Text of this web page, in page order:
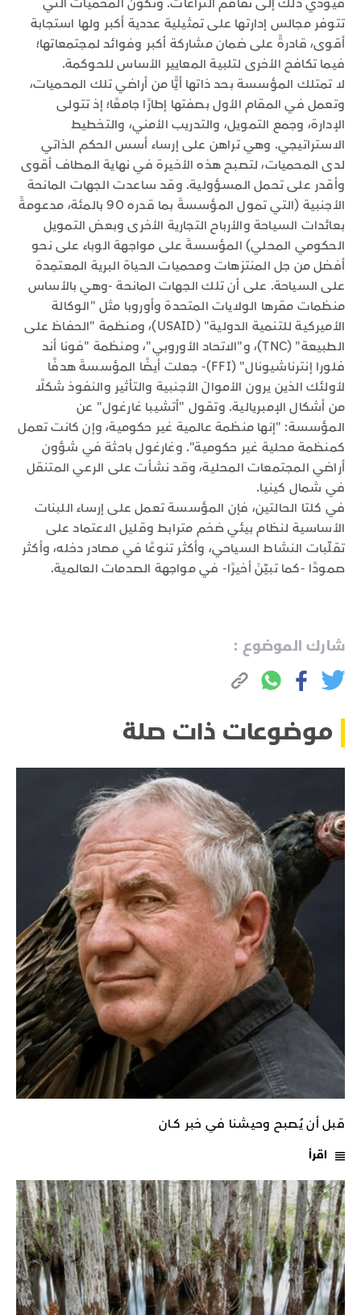
تتوفر مجالس إدارتها على تمثيلية عددية أكبر ولها استجابة
أقوى، قادرةً على ضمان مشاركة أكبر وفوائد لمجتمعاتها؛
فيما تكافح الأخرى لتلبية المعايير الأساس للحوكمة.
لا تمتلك المؤسسة بحد ذاتها أيًّا من أراضي تلك المحميات،
وتعمل في المقام الأول بصفتها إطارًا جامعًا؛ إذ تتولى
الإدارة، وجمع التمويل، والتدريب الأمني، والتخطيط
الاستراتيجي. وهي تراهن على إرساء أسس الحكم الذاتي
لدى المحميات، لتصبح هذه الأخيرة في نهاية المطاف أقوى
وأقدر على تحمل المسؤولية. وقد ساعدت الجهات المانحة
الأجنبية (التي تمول المؤسسةَ بما قدره 90 بالمئة، مدعومةً
بعائدات السياحة والأرباح التجارية الأخرى وبعض التمويل
الحكومي المحلي) المؤسسةَ على مواجهة الوباء على نحو
أفضل من جل المنتزهات ومحميات الحياة البرية المعتمِدة
على السياحة. على أن تلك الجهات المانحة -وهي بالأساس
منظمات مقرها الولايات المتحدة وأوروبا مثل "الوكالة
الأميركية للتنمية الدولية" (USAID)، ومنظمة "الحفاظ على
الطبيعة" (TNC)، و"الاتحاد الأوروبي"، ومنظمة "فونا أند
فلورا إنترناشيونال" (FFI)- جعلت أيضًا المؤسسةَ هدفًا
لأولئك الذين يرون الأموالَ الأجنبية والتأثير والنفوذ شكلًا
من أشكال الإمبريالية. وتقول "أتشيبا غارغول" عن
المؤسسة: "إنها منظمة عالمية غير حكومية، وإن كانت تعمل
كمنظمة محلية غير حكومية". وغارغول باحثة في شؤون
أراضي المجتمعات المحلية، وقد نشأت على الرعي المتنقل
في شمال كينيا.
في كلتا الحالتين، فإن المؤسسة تعمل على إرساء اللبنات
الأساسية لنظام بيئي ضخم مترابط وقليل الاعتماد على
تقلّبات النشاط السياحي، وأكثر تنوعًا في مصادر دخله، وأكثر
صمودًا -كما تبيّنَ أخيرًا- في مواجهة الصدمات العالمية.
شارك الموضوع :
موضوعات ذات صلة
قبل أن يُصبح وحيشنا في خبر كـان
اقرأ